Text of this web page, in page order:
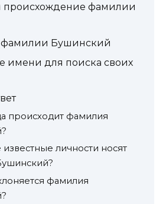
происхождение фамилии
фамилии Бушинский
имени для поиска своих
происходит фамилия
известные личности носят
фамилия